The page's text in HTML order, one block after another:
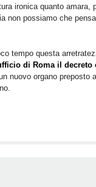
ironica quanto amara,
non possiamo che
tempo questa
di Roma il decreto
nuovo organo preposto